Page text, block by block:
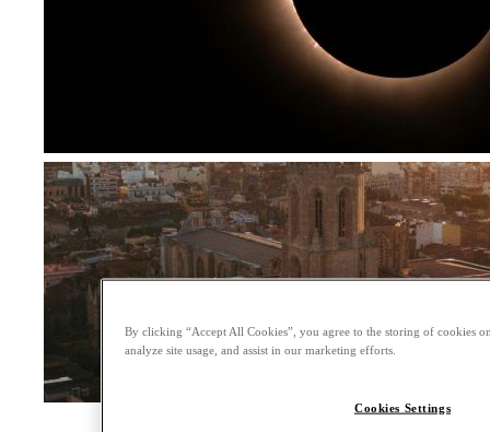
By clicking “Accept All Cookies”, you agree to the storing of cookies
analyze site usage, and assist in our marketing efforts.
Cookies Settings